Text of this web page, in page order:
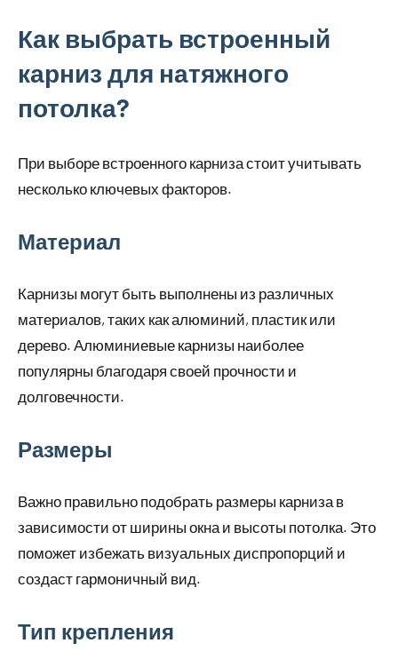
Как выбрать встроенный
карниз для натяжного
потолка?
При выборе встроенного карниза стоит учитывать
несколько ключевых факторов.
Материал
Карнизы могут быть выполнены из различных
материалов, таких как алюминий, пластик или
дерево. Алюминиевые карнизы наиболее
популярны благодаря своей прочности и
долговечности.
Размеры
Важно правильно подобрать размеры карниза в
зависимости от ширины окна и высоты потолка. Это
поможет избежать визуальных диспропорций и
создаст гармоничный вид.
Тип крепления